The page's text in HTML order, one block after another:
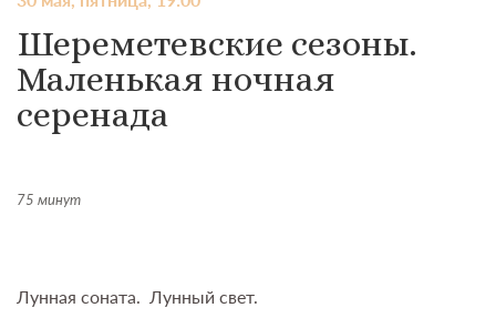
Шереметевские сезоны.
Маленькая ночная
серенада
75 минут
Лунная соната. Лунный свет.